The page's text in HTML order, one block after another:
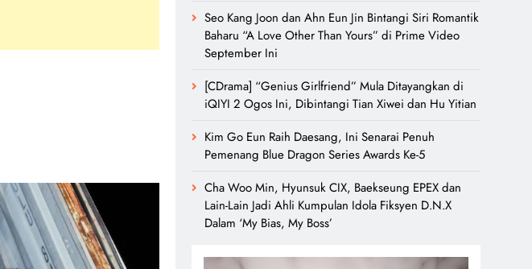
Seo Kang Joon dan Ahn Eun Jin Bintangi Siri Romantik
Baharu “A Love Other Than Yours” di Prime Video
September Ini
[CDrama] “Genius Girlfriend” Mula Ditayangkan di
iQIYI 2 Ogos Ini, Dibintangi Tian Xiwei dan Hu Yitian
Kim Go Eun Raih Daesang, Ini Senarai Penuh
Pemenang Blue Dragon Series Awards Ke-5
Cha Woo Min, Hyunsuk CIX, Baekseung EPEX dan
Lain-Lain Jadi Ahli Kumpulan Idola Fiksyen D.N.X
Dalam ‘My Bias, My Boss’